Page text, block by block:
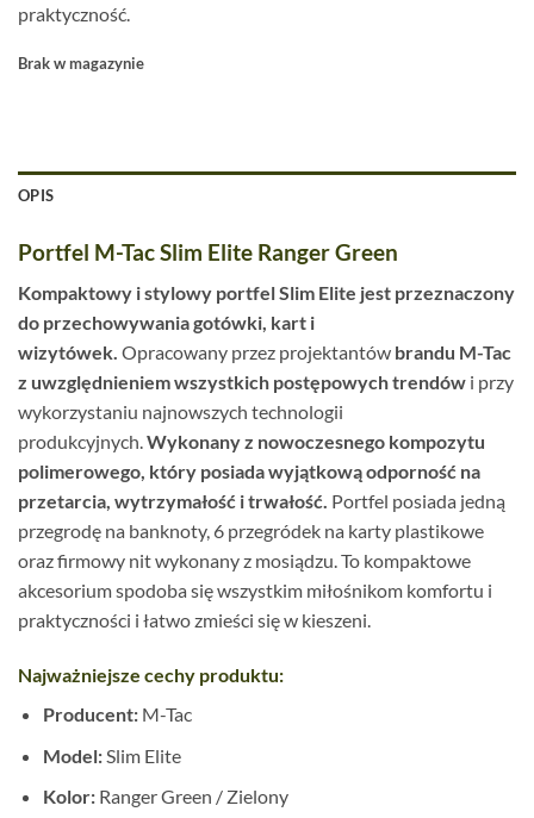
praktyczność.
Brak w magazynie
OPIS
Portfel M-Tac Slim Elite Ranger Green
Kompaktowy i stylowy portfel Slim Elite jest przeznaczony
do przechowywania gotówki, kart i
wizytówek. Opracowany przez projektantów brandu M-Tac
z uwzględnieniem wszystkich postępowych trendów i przy
wykorzystaniu najnowszych technologii
produkcyjnych.Wykonany z nowoczesnego kompozytu
polimerowego, który posiada wyjątkową odporność na
przetarcia, wytrzymałość i trwałość. Portfel posiada jedną
przegrodę na banknoty, 6 przegródek na karty plastikowe
oraz firmowy nit wykonany z mosiądzu. To kompaktowe
akcesorium spodoba się wszystkim miłośnikom komfortu i
praktyczności i łatwo zmieści się w kieszeni.
Najważniejsze cechy produktu:
Producent:M-Tac
Model:Slim Elite
Kolor:Ranger Green / Zielony